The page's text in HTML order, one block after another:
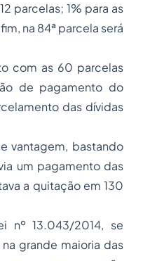
parcelas; 1% para as
na 84ª parcela será
com as 60 parcelas
de pagamento do
das dívidas
vantagem, bastando
um pagamento das
a quitação em 130
nº 13.043/2014, se
grande maioria das